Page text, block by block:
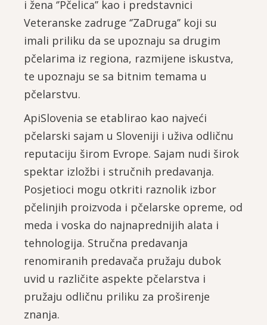
i žena ‘’Pčelica’’ kao i predstavnici
Veteranske zadruge ‘’ZaDruga’’ koji su
imali priliku da se upoznaju sa drugim
pčelarima iz regiona, razmijene iskustva,
te upoznaju se sa bitnim temama u
pčelarstvu.
ApiSlovenia se etablirao kao najveći
pčelarski sajam u Sloveniji i uživa odličnu
reputaciju širom Evrope. Sajam nudi širok
spektar izložbi i stručnih predavanja.
Posjetioci mogu otkriti raznolik izbor
pčelinjih proizvoda i pčelarske opreme, od
meda i voska do najnaprednijih alata i
tehnologija. Stručna predavanja
renomiranih predavača pružaju dubok
uvid u različite aspekte pčelarstva i
pružaju odličnu priliku za proširenje
znanja.